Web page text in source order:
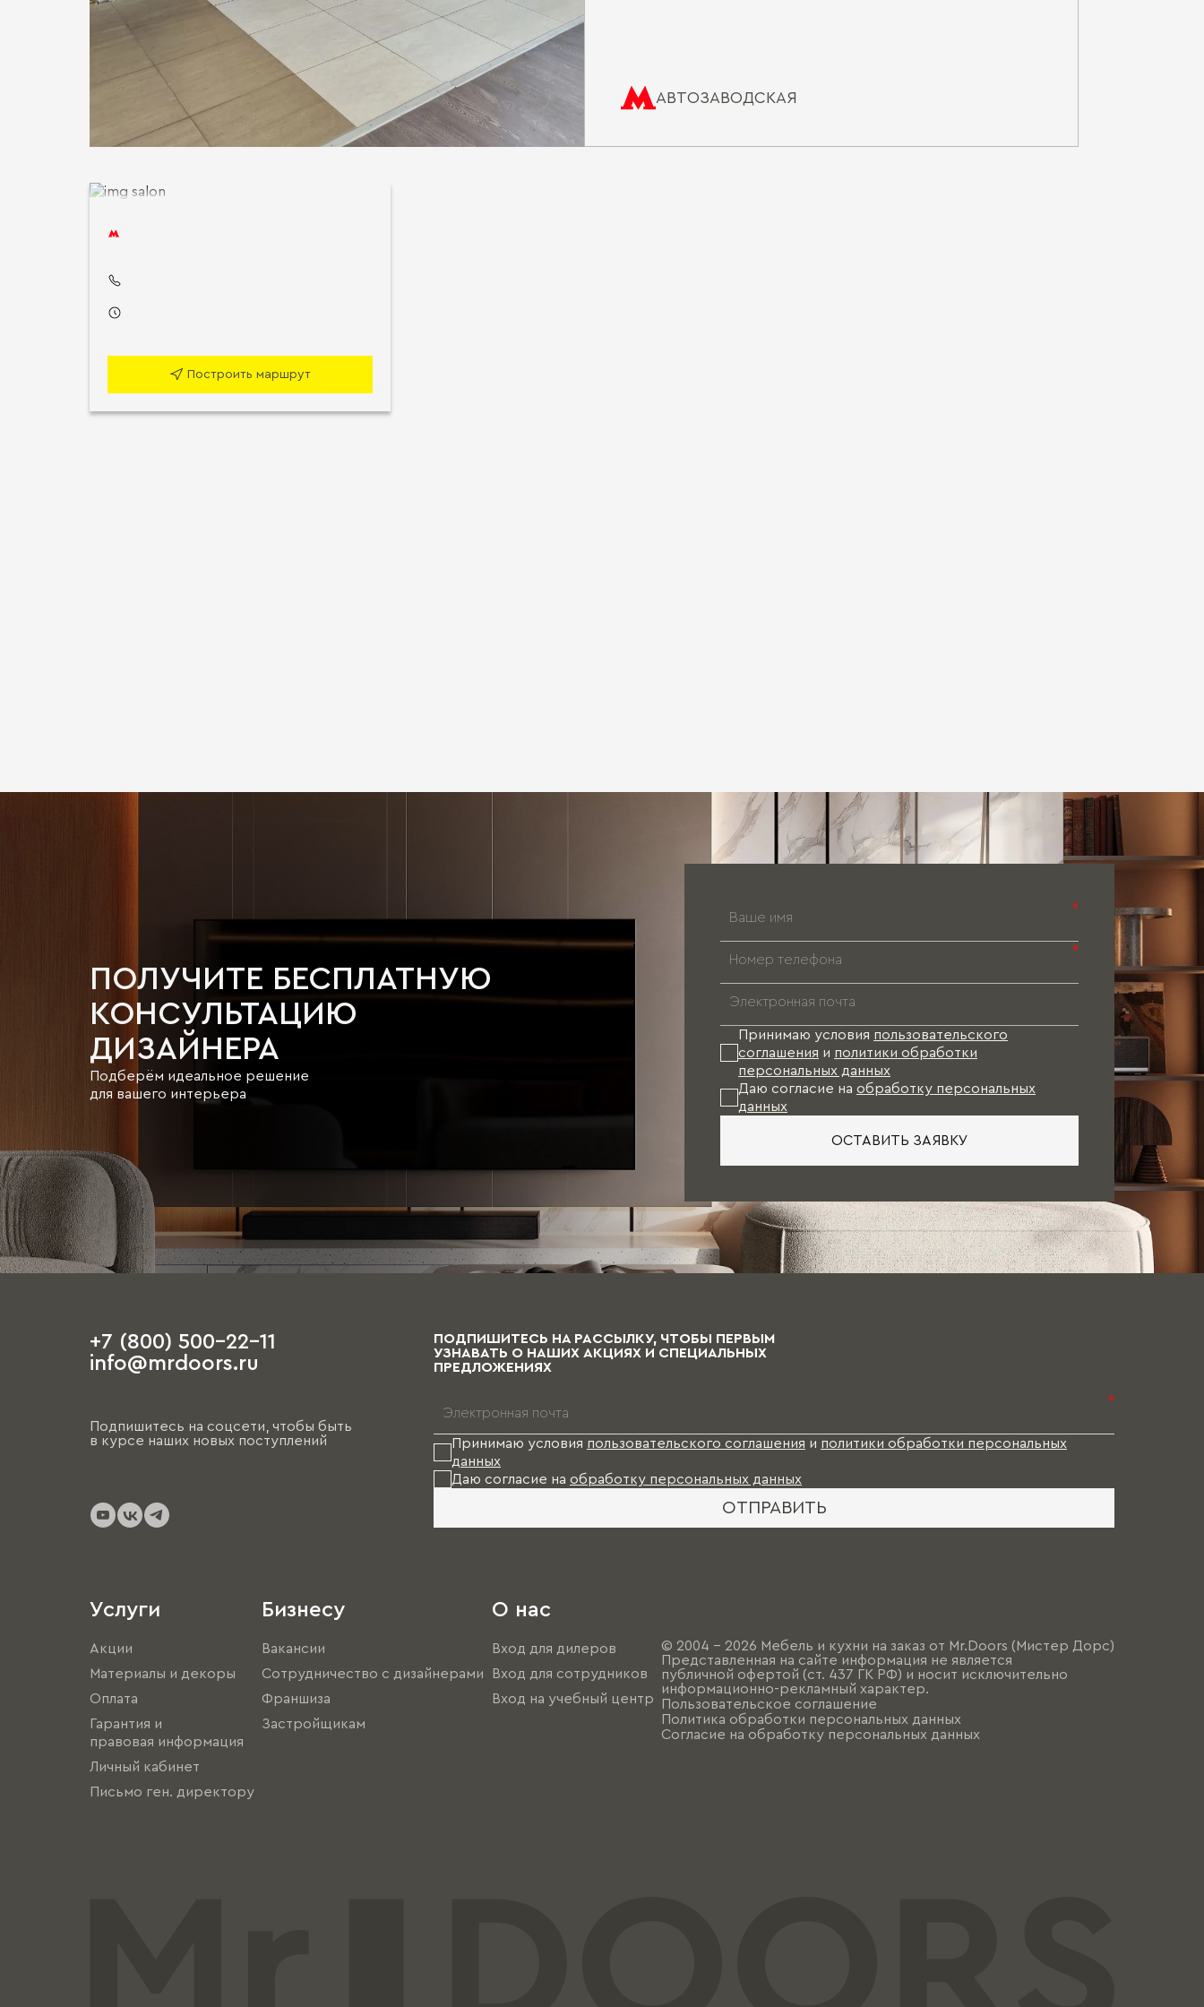
АВТОЗАВОДСКАЯ
Построить маршрут
ПОЛУЧИТЕ БЕСПЛАТНУЮ
КОНСУЛЬТАЦИЮ
ДИЗАЙНЕРА
Подберём идеальное решение
для вашего интерьера
*
*
Принимаю условия пользовательского
соглашения и политики обработки
персональных данных
Даю согласие на обработку персональных
данных
ОСТАВИТЬ ЗАЯВКУ
+7 (800) 500-22-11
info@mrdoors.ru
Подпишитесь на соцсети, чтобы быть
в курсе наших новых поступлений
ПОДПИШИТЕСЬ НА РАССЫЛКУ, ЧТОБЫ ПЕРВЫМ
УЗНАВАТЬ О НАШИХ АКЦИЯХ И СПЕЦИАЛЬНЫХ
ПРЕДЛОЖЕНИЯХ
*
Принимаю условия пользовательского соглашения и политики обработки персональных
данных
Даю согласие на обработку персональных данных
ОТПРАВИТЬ
Услуги
Акции
Материалы и декоры
Оплата
Гарантия и
правовая информация
Личный кабинет
Письмо ген. директору
Бизнесу
Вакансии
Сотрудничество с дизайнерами
Франшиза
Застройщикам
О нас
Вход для дилеров
Вход для сотрудников
Вход на учебный центр
© 2004 - 2026 Мебель и кухни на заказ от Mr.Doors (Мистер Дорс)
Представленная на сайте информация не является
публичной офертой (ст. 437 ГК РФ) и носит исключительно
информационно-рекламный характер.
Пользовательское соглашение
Политика обработки персональных данных
Согласие на обработку персональных данных